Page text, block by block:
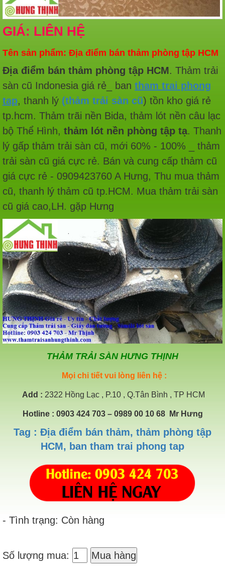
GIÁ: LIÊN HỆ
Tên sản phẩm: Địa điểm bán thảm phòng tập HCM
Địa điểm bán thảm phòng tập HCM. Thảm trải
sàn cũ Indonesia giá rẻ_ ban tham trai phong
tap, thanh lý (thảm trải sàn cũ) tồn kho giá rẻ
tp.hcm. Thảm trãi nền Bida, thảm lót nền câu lạc
bộ Thể Hình, thảm lót nền phòng tập tạ. Thanh
lý gấp thảm trải sàn cũ, mới 60% - 100% _ thảm
trải sàn cũ giá cực rẻ. Bán và cung cấp thảm cũ
giá cực rẻ - 0909423760 A Hưng, Thu mua thảm
cũ, thanh lý thảm cũ tp.HCM. Mua thảm trải sàn
cũ giá cao,LH. gặp Hưng
THẢM TRẢI SÀN HƯNG THỊNH
Mọi chi tiết vui lòng liên hệ :
Add : 2322 Hồng Lạc , P.10 , Q.Tân Bình , TP HCM
Hotline: 0903 424 703 – 0989 00 10 68 Mr Hưng
Tag : Địa điểm bán thảm, thảm phòng tập
HCM, ban tham trai phong tap
- Tình trạng: Còn hàng
Số lượng mua: Mua hàng